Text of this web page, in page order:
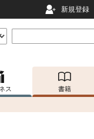
新規登録
ス 書籍